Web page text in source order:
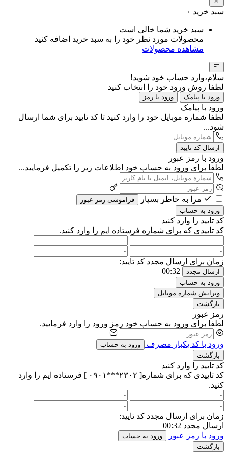
سبد خرید ۰
سبد خرید شما خالی است
محصولات مورد نظر خود را به سبد خرید اضافه کنید
مشاهده محصولات
سلام،وارد حساب خود شوید!
لطفا روش ورود خود را انتخاب کنید
ورود با پیامک ورود با رمز
ورود با پیامک
لطفا شماره موبایل خود را وارد کنید تا کد تایید برای شما ارسال
شود...
ارسال کد تایید
ورود با رمز عبور
لطفا برای ورود به حساب خود اطلاعات زیر را تکمیل فرمایید...
مرا به خاطر بسپار
فراموشی رمز عبور
ورود به حساب
کد تایید را وارد کنید
کد تاییدی که برای شماره فرستاده ایم را وارد کنید.
زمان برای ارسال مجدد کد تایید:
ارسال مجدد 00:32
ورود به حساب
ویرایش شماره موبایل
بازگشت
رمز عبور
لطفا برای ورود به حساب خود رمز ورود را وارد فرمایید.
ورود با کد یکبار مصرف
ورود به حساب
بازگشت
کد تایید را وارد کنید
کد تاییدی که برای شماره[ ۲۳۰۲***۰۹۰۱ ] فرستاده ایم را وارد
کنید.
زمان برای ارسال مجدد کد تایید:
ارسال مجدد 00:32
ورود با رمز عبور
ورود به حساب
بازگشت